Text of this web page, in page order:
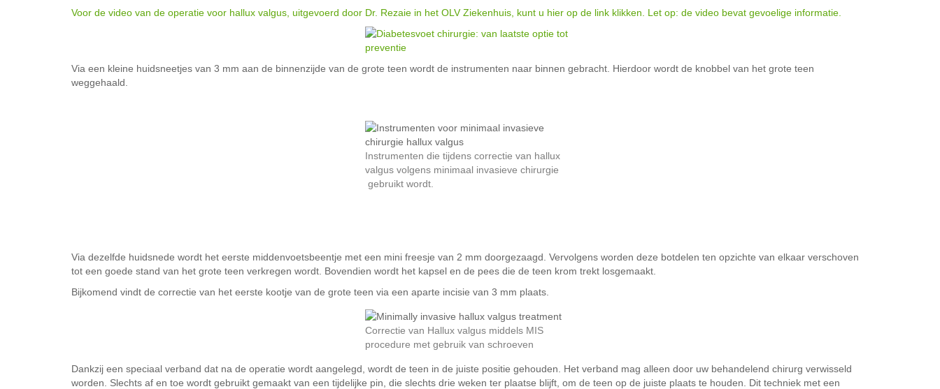
Voor de video van de operatie voor hallux valgus, uitgevoerd door Dr. Rezaie in het OLV Ziekenhuis, kunt u hier op de link klikken. Let op: de video bevat gevoelige informatie.
Via een kleine huidsneetjes van 3 mm aan de binnenzijde van de grote teen wordt de instrumenten naar binnen gebracht. Hierdoor wordt de knobbel van het grote teen
weggehaald.
Instrumenten die tijdens correctie van hallux
valgus volgens minimaal invasieve chirurgie
gebruikt wordt.
Via dezelfde huidsnede wordt het eerste middenvoetsbeentje met een mini freesje van 2 mm doorgezaagd. Vervolgens worden deze botdelen ten opzichte van elkaar verschoven
tot een goede stand van het grote teen verkregen wordt. Bovendien wordt het kapsel en de pees die de teen krom trekt losgemaakt.
Bijkomend vindt de correctie van het eerste kootje van de grote teen via een aparte incisie van 3 mm plaats.
Correctie van Hallux valgus middels MIS
procedure met gebruik van schroeven
Dankzij een speciaal verband dat na de operatie wordt aangelegd, wordt de teen in de juiste positie gehouden. Het verband mag alleen door uw behandelend chirurg verwisseld
worden. Slechts af en toe wordt gebruikt gemaakt van een tijdelijke pin, die slechts drie weken ter plaatse blijft, om de teen op de juiste plaats te houden. Dit techniek met een